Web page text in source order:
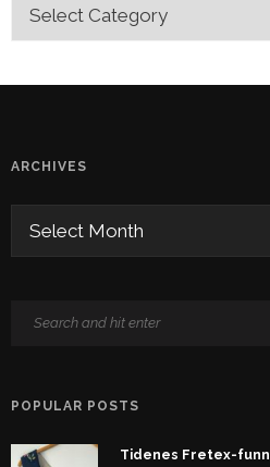
ARCHIVES
POPULAR POSTS
Tidenes Fretex-funn